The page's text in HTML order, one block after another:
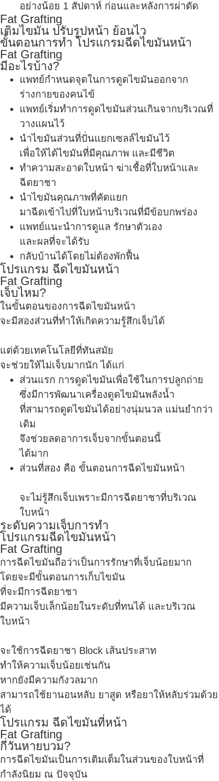
อย่างน้อย 1 สัปดาห์ ก่อนและหลังการผ่าตัด
Fat Grafting
เติมไขมัน ปรับรูปหน้า ย้อนไว
ขั้นตอนการทำ โปรแกรมฉีดไขมันหน้า
Fat Grafting
มีอะไรบ้าง?
แพทย์กำหนดจุดในการดูดไขมันออกจาก
ร่างกายของคนไข้
แพทย์เริ่มทำการดูดไขมันส่วนเกินจากบริเวณที่
วางแผนไว้
นำไขมันส่วนที่ปั่นแยกเซลล์ไขมันไว้
เพื่อให้ได้ไขมันที่มีคุณภาพ และมีชีวิต
ทำความสะอาดใบหน้า ฆ่าเชื้อที่ใบหน้าและ
ฉีดยาชา
นำไขมันคุณภาพที่คัดแยก
มาฉีดเข้าไปที่ใบหน้าบริเวณที่มีข้อบกพร่อง
แพทย์แนะนำการดูแล รักษาตัวเอง
และผลที่จะได้รับ
กลับบ้านได้โดยไม่ต้องพักฟื้น
โปรแกรม ฉีดไขมันหน้า
Fat Grafting
เจ็บไหม?
ในขั้นตอนของการฉีดไขมันหน้า
จะมีสองส่วนที่ทำให้เกิดความรู้สึกเจ็บได้
แต่ด้วยเทคโนโลยีที่ทันสมัย
จะช่วยให้ไม่เจ็บมากนัก ได้แก่
ส่วนแรก การดูดไขมันเพื่อใช้ในการปลูกถ่าย
ซึ่งมีการพัฒนาเครื่องดูดไขมันพลังน้ำ
ที่สามารถดูดไขมันได้อย่างนุ่มนวล แม่นยำกว่า
เดิม
จึงช่วยลดอาการเจ็บจากขั้นตอนนี้
ได้มาก
ส่วนที่สอง คือ ขั้นตอนการฉีดไขมันหน้า
จะไม่รู้สึกเจ็บเพราะมีการฉีดยาชาที่บริเวณ
ใบหน้า
ระดับความเจ็บการทำ
โปรแกรมฉีดไขมันหน้า
Fat Grafting
การฉีดไขมันถือว่าเป็นการรักษาที่เจ็บน้อยมาก
โดยจะมีขั้นตอนการเก็บไขมัน
ที่จะมีการฉีดยาชา
มีความเจ็บเล็กน้อยในระดับที่ทนได้ และบริเวณ
ใบหน้า
จะใช้การฉีดยาชา Block เส้นประสาท
ทำให้ความเจ็บน้อยเช่นกัน
หากยังมีความกังวลมาก
สามารถใช้ยานอนหลับ ยาสูด หรือยาให้หลับร่วมด้วย
ได้
โปรแกรม ฉีดไขมันที่หน้า
Fat Grafting
กี่วันหายบวม?
การฉีดไขมันเป็นการเติมเต็มในส่วนของใบหน้าที่
กำลังนิยม ณ ปัจจุบัน